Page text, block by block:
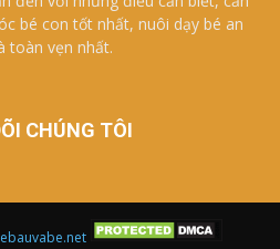
bé con tốt nhất, nuôi dạy bé an
toàn vẹn nhất.
CHÚNG TÔI